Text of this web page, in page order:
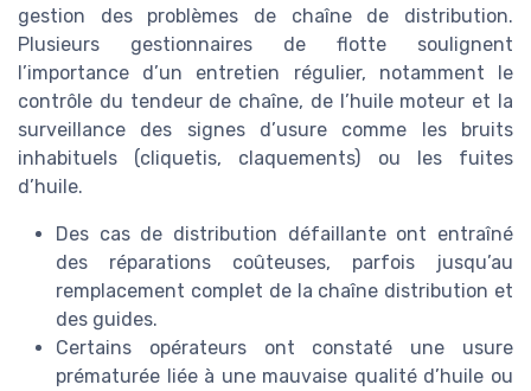
gestion des problèmes de chaîne de distribution.
Plusieurs gestionnaires de flotte soulignent
l’importance d’un entretien régulier, notamment le
contrôle du tendeur de chaîne, de l’huile moteur et la
surveillance des signes d’usure comme les bruits
inhabituels (cliquetis, claquements) ou les fuites
d’huile.
Des cas de distribution défaillante ont entraîné
des réparations coûteuses, parfois jusqu’au
remplacement complet de la chaîne distribution et
des guides.
Certains opérateurs ont constaté une usure
prématurée liée à une mauvaise qualité d’huile ou